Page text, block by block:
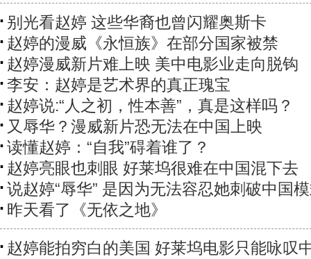
别光看赵婷 这些华裔也曾闪耀奥斯卡
赵婷的漫威《永恒族》在部分国家被禁
赵婷漫威新片难上映 美中电影业走向脱钩
李安：赵婷是艺术界的真正瑰宝
赵婷说:“人之初，性本善”，真是这样吗？
又辱华？漫威新片恐无法在中国上映
读懂赵婷：“自我”碍着谁了？
赵婷亮眼也刺眼 好莱坞很难在中国混下去
说赵婷“辱华” 是因为无法容忍她刺破中国
昨天看了《无依之地》
赵婷能拍穷白的美国 好莱坞电影只能咏叹